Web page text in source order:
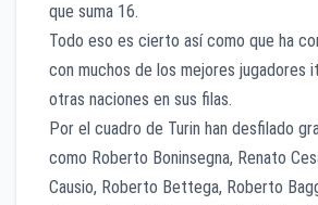
que suma 16.
Todo eso es cierto así como que ha
con muchos de los mejores jugadores
otras naciones en sus filas.
Por el cuadro de Turin han desfilado
como Roberto Boninsegna, Renato
Causio, Roberto Bettega, Roberto